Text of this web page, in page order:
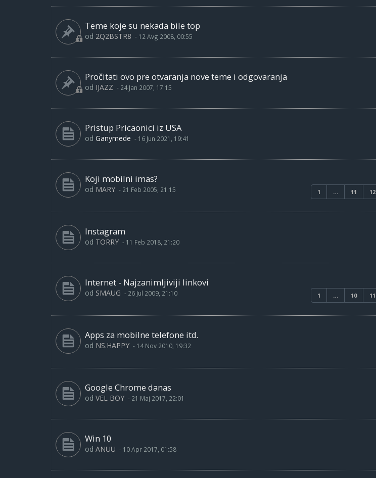
Teme koje su nekada bile top
od 2Q2BSTR8 - 12 Avg 2008, 00:55
Pročitati ovo pre otvaranja nove teme i odgovaranja
od IJAZZ - 24 Jan 2007, 17:15
Pristup Pricaonici iz USA
od Ganymede - 16 Jun 2021, 19:41
Koji mobilni imas?
1 … 11 12
od MARY - 21 Feb 2005, 21:15
Instagram
od TORRY - 11 Feb 2018, 21:20
Internet - Najzanimljiviji linkovi
1 … 10 11
od SMAUG - 26 Jul 2009, 21:10
Apps za mobilne telefone itd.
od NS.HAPPY - 14 Nov 2010, 19:32
Google Chrome danas
od VEL BOY - 21 Maj 2017, 22:01
Win 10
od ANUU - 10 Apr 2017, 01:58